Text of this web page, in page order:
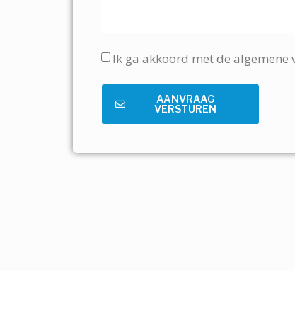
Ik ga akkoord met de algemene
AANVRAAG
VERSTUREN